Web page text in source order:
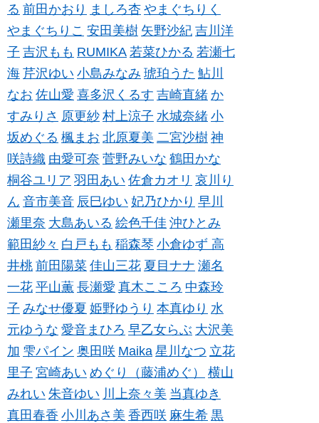
る 前田かおり ましろ杏 やまぐちりく
やまぐちりこ 安田美樹 矢野沙紀 吉川洋
子 吉沢もも RUMIKA 若菜ひかる 若瀬七
海 芹沢ゆい 小島みなみ 琥珀うた 鮎川
なお 佐山愛 喜多沢くるす 吉崎直緒 か
すみりさ 原更紗 村上涼子 水城奈緒 小
坂めぐる 楓まお 北原夏美 二宮沙樹 神
咲詩織 由愛可奈 菅野みいな 鶴田かな
桐谷ユリア 羽田あい 佐倉カオリ 哀川り
ん 音市美音 辰巳ゆい 妃乃ひかり 早川
瀬里奈 大島あいる 絵色千佳 沖ひとみ
範田紗々 白戸もも 稲森琴 小倉ゆず 高
井桃 前田陽菜 佳山三花 夏目ナナ 瀬名
一花 平山薫 長瀬愛 真木こころ 中森玲
子 みなせ優夏 姫野ゆうり 本真ゆり 水
元ゆうな 愛音まひろ 早乙女らぶ 大沢美
加 雫パイン 奥田咲 Maika 星川なつ 立花
里子 宮崎あい めぐり（藤浦めぐ）
横山
みれい 朱音ゆい 川上奈々美 当真ゆき
真田春香 小川あさ美 香西咲 麻生希 黒